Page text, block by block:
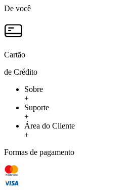
De você
Cartão
de Crédito
Sobre
+
Suporte
+
Área do Cliente
+
Formas de pagamento